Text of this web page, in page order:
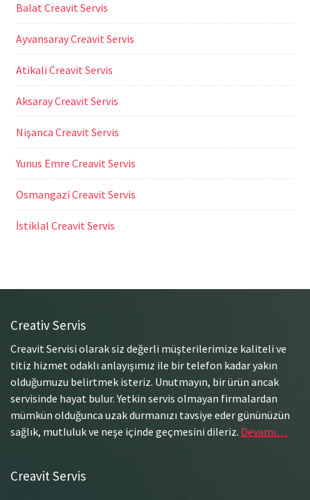
Balat Creavit Servis
Ayvansaray Creavit Servis
Atikali Creavit Servis
Aksaray Creavit Servis
Nişanca Creavit Servis
Yunus Emre Creavit Servis
Osmangazi Creavit Servis
İstiklal Creavit Servis
Creativ Servis
Creavit Servisi olarak siz değerli müşterilerimize kaliteli ve
titiz hizmet odaklı anlayışımız ile bir telefon kadar yakın
olduğumuzu belirtmek isteriz. Unutmayın, bir ürün ancak
servisinde hayat bulur. Yetkin servis olmayan firmalardan
mümkün olduğunca uzak durmanızı tavsiye eder gününüzün
sağlık, mutluluk ve neşe içinde geçmesini dileriz. Devamı…
Creavit Servis